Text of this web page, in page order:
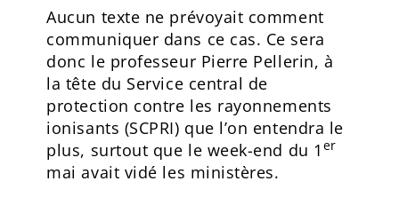
Aucun texte ne prévoyait comment
communiquer dans ce cas. Ce sera
donc le professeur Pierre Pellerin, à
la tête du Service central de
protection contre les rayonnements
ionisants (SCPRI) que l’on entendra le
plus, surtout que le week-end du 1 er
mai avait vidé les ministères.